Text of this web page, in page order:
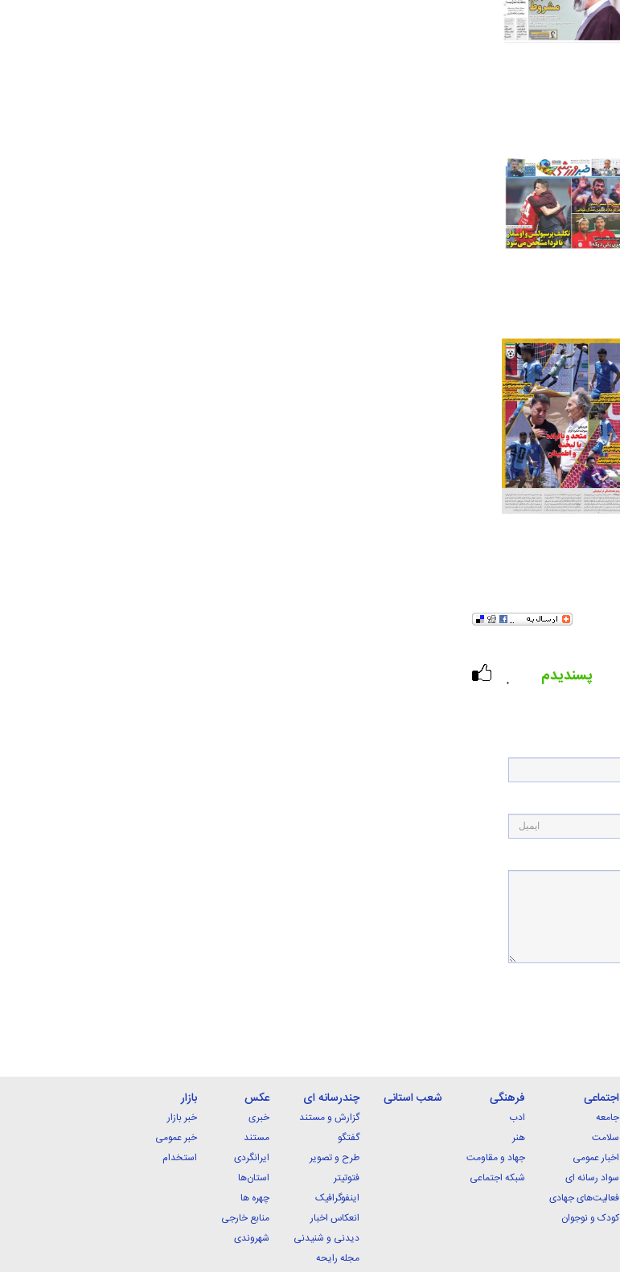
۰ پسندیدم
اجتماعی
جامعه
سلامت
اخبار عمومی
سواد رسانه ای
فعالیت‌های جهادی
کودک و نوجوان
فرهنگی
ادب
هنر
جهاد و مقاومت
شبکه اجتماعی
شعب استانی چندرسانه ای
گزارش و مستند
گفتگو
طرح و تصویر
فتوتیتر
اینفوگرافیک
انعکاس اخبار
دیدنی و شنیدنی
مجله رایحه
عکس
خبری
مستند
ایرانگردی
استان‌ها
چهره ها
منابع خارجی
شهروندی
بازار
خبر بازار
خبر عمومی
استخدام